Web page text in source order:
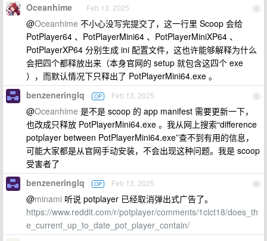
4
Oceanhime Feb 13, 2025
@Oceanhime 不小心没写完提交了，这一行里 Scoop 会给
PotPlayer64 、PotPlayerMini64 、PotPlayerMiniXP64 、
PotPlayerXP64 分别生成 ini 配置文件，这也许能够解释为什么
会把四个都释放出来（本身官网的 setup 就包含这四个 exe
），而默认情况下只释出了 PotPlayerMini64.exe 。
5
benzeneringlq OP Feb 13, 2025
@Oceanhime 是不是 scoop 的 app manifest 需要更新一下，
也改成只释放 PotPlayerMini64.exe 。我从网上搜索“difference
potplayer between PotPlayerMini64.exe”查不到有用的信息，
可能大家都是从官网手动安装，不会出现这种问题。我是 scoop
受害者了
6
benzeneringlq OP Feb 13, 2025
@minami 听说 potplayer 已经取消弹出式广告了。
https://www.reddit.com/r/potplayer/comments/1clct18/does_th
e_current_up_to_date_pot_player_contain/